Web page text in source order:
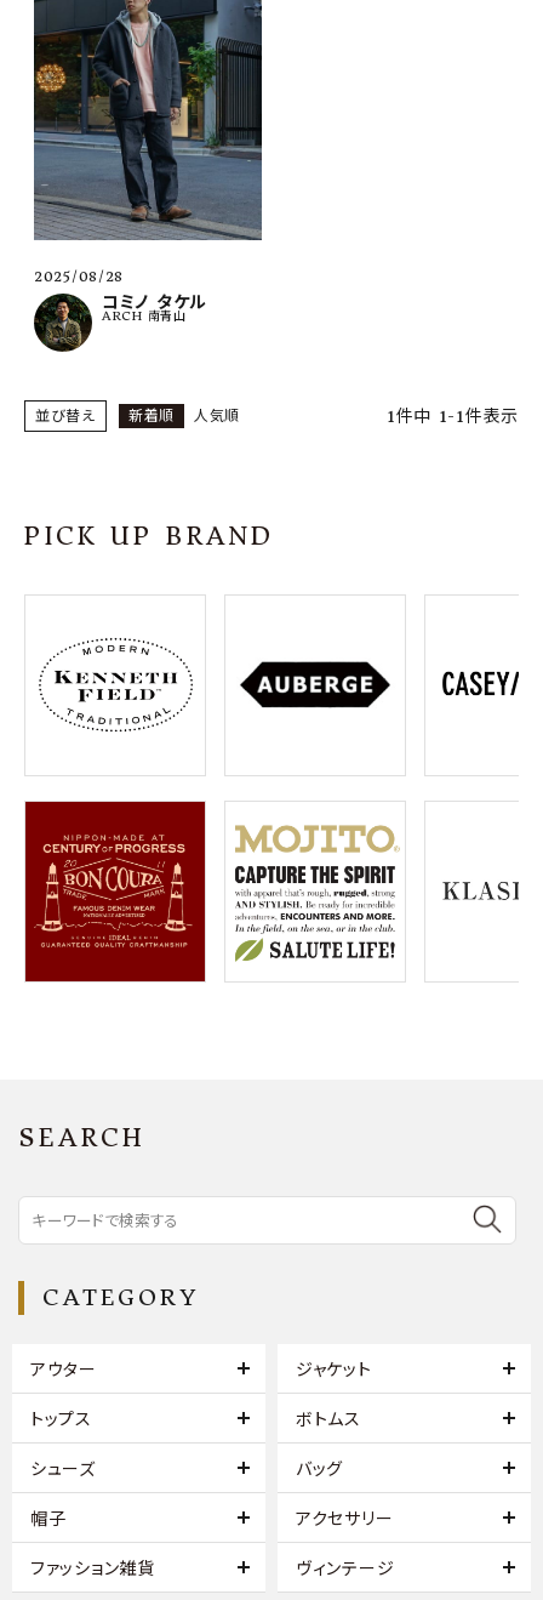
特定商取引法について
お問い合わせ
OFFICIAL WEB SITE
ACCOUNT MENU
ようこそ ゲスト 様
2025/08/28
コミノ タケル
ARCH 南青山
並び替え 新着順 人気順 1件中 1-1件表示
PICK UP BRAND
SEARCH
CATEGORY
アウター ジャケット
トップス ボトムス
シューズ バッグ
帽子 アクセサリー
ファッション雑貨 ヴィンテージ